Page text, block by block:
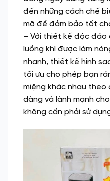
đến những cách chế
mỡ để đảm bảo tốt
– Với thiết kế độc đáo
luồng khí được làm
nhanh, thiết kế hình
tối ưu cho phép bạn
miệng khác nhau theo
dàng và lành mạnh
không cần phải sử